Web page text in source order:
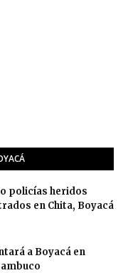
policías heridos
en Chita, Boyacá
a Boyacá en